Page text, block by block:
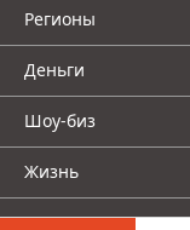
Регионы
Деньги
Шоу-биз
Жизнь
О нас